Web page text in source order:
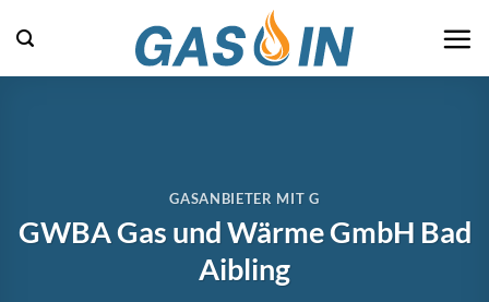
Inhalt
springen
GASANBIETER MIT G
GWBA Gas und Wärme GmbH Bad
Aibling